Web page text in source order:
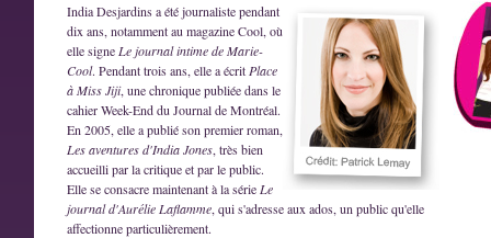
India Desjardins a été journaliste pendant
dix ans, notamment au magazine Cool, où
elle signe Le journal intime de Marie-
Cool. Pendant trois ans, elle a écrit Place
à Miss Jiji, une chronique publiée dans le
cahier Week-End du Journal de Montréal.
En 2005, elle a publié son premier roman,
Les aventures d'India Jones, très bien
accueilli par la critique et par le public.
Elle se consacre maintenant à la série Le
journal d'Aurélie Laflamme, qui s'adresse aux ados, un public qu'elle
affectionne particulièrement.